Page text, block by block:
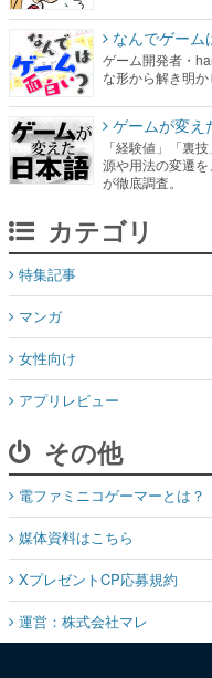
なんでゲーム
ゲーム開発者・
な形から解き明か
ゲームが変え
「経験値」「裏
源や用法の変遷
が徹底調査。
カテゴリ
特集記事
マンガ
女性向け
アプリレビュー
その他
電ファミニコゲーマーとは？
媒体資料はこちら
XプレゼントCP応募規約
運営：株式会社マレ